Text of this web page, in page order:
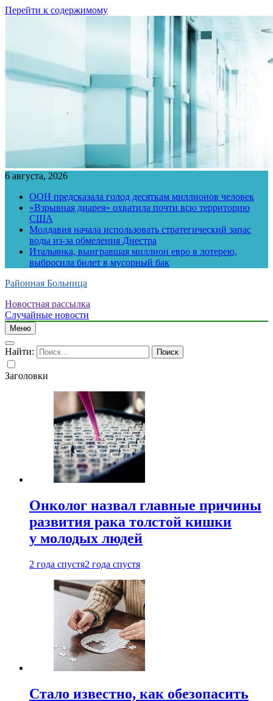
Перейти к содержимому
6 августа, 2026
ООН предсказала голод десяткам миллионов человек
«Взрывная диарея» охватила почти всю территорию
США
Молдавия начала использовать стратегический запас
воды из-за обмеления Днестра
Итальянка, выигравшая миллион евро в лотерею,
выбросила билет в мусорный бак
Районная Больница
Новостная рассылка
Случайные новости
Меню
Найти:
Заголовки
Онколог назвал главные причины
развития рака толстой кишки
у молодых людей
2 года спустя2 года спустя
Стало известно, как обезопасить